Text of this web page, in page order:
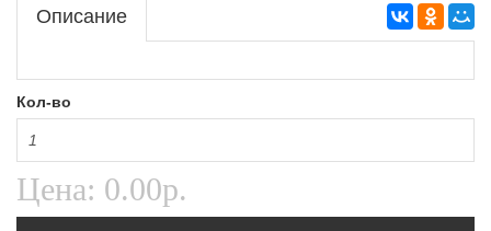
Описание
Кол-во
Цена: 0.00р.